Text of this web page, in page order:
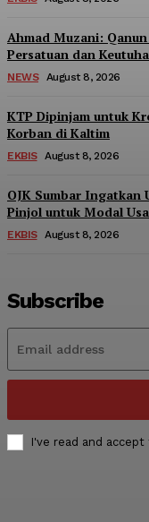
Ahmad Muzani:
Persatuan dan
NEWS August 8, 2026
KTP Dipinjam untuk
Korban di Kaltim
EKBIS August 8, 2026
OJK Sumbar Ingatkan
Pinjol untuk Modal
EKBIS August 8, 2026
Subscribe
I've read and accept